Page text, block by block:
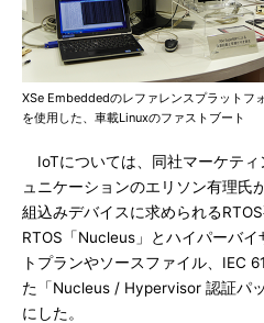
XSe Embeddedのレファレンスプラットフ
を使用した、車載Linuxのファストブート
IoTについては、同社マーケティ
ュニケーションのエリソン有理氏
組込みデバイスに求められる
RTOS「Nucleus」とハイパーバ
トプランやソースファイル、IEC
た「Nucleus / Hypervisor 認証パ
にした。